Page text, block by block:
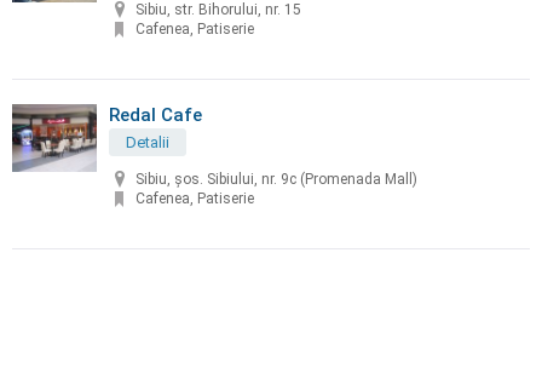
Sibiu, str. Bihorului, nr. 15
Cafenea, Patiserie
Redal Cafe
Detalii
Sibiu, șos. Sibiului, nr. 9c (Promenada Mall)
Cafenea, Patiserie